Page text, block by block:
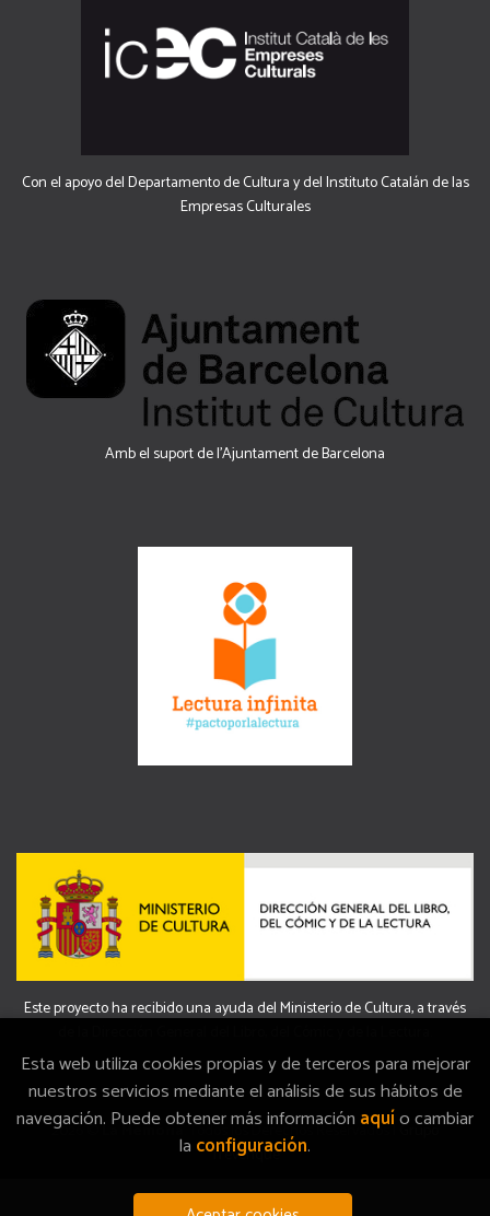
Con el apoyo del Departamento de Cultura y del Instituto Catalán de las
Empresas Culturales
Amb el suport de l’Ajuntament de Barcelona
Este proyecto ha recibido una ayuda del Ministerio de Cultura, a través
2026 ©La Memòria. Todos los Derechos Reservados | Grupo
Trevenque
Esta web utiliza cookies propias y de terceros para mejorar
nuestros servicios mediante el análisis de sus hábitos de
navegación. Puede obtener más información aquío cambiar
la configuración.